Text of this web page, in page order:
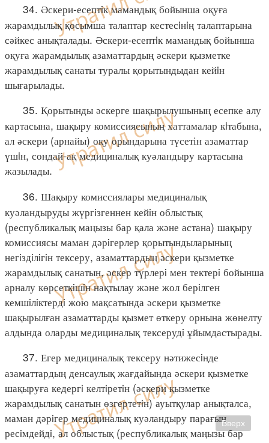
34. Әскери-есептiк мамандық бойынша оқуға
жарамдылық қосымша талаптар кестесiнiң талаптарына
сәйкес анықталады. Әскери-есептiк мамандық бойынша
оқуға жарамдылық азаматтардың әскери қызметке
жарамдылық санаты туралы қорытындыдан кейiн
шығарылады.
35. Қорытынды әскерге шақырылушының есепке алу
картасына, шақыру комиссиясының хаттамалар кiтабына,
ал әскери (арнайы) оқу орындарына түсетін азаматтар
үшiн, сондай-ақ медициналық куәландыру картасына
жазылады.
36. Шақыру комиссиялары медициналық
куәландыруды жүргiзгеннен кейiн облыстық
(республикалық маңызы бар қала және астана) шақыру
комиссиясы маман дәрiгерлер қорытындыларының
негiздiлiгiн тексеру, азаматтардың әскери қызметке
жарамдылық санатын, әскер түрлерi мен тектерi бойынша
арналу көрсеткiшiн нақтылау және жол берiлген
кемшiлiктердi жою мақсатында әскери қызметке
шақырылған азаматтарды қызмет өткеру орнына жөнелту
алдында оларды медициналық тексерудi ұйымдастырады.
37. Егер медициналық тексеру нәтижесiнде
азаматтардың денсаулық жағдайында әскери қызметке
шақыруға кедергi келтiретiн (әскери қызметке
жарамдылық санатын өзгертетiн) ауытқулар анықталса,
маман дәрiгер медициналық куәландыру парағын
ресiмдейдi, ал облыстық (республикалық маңызы бар
Вверх